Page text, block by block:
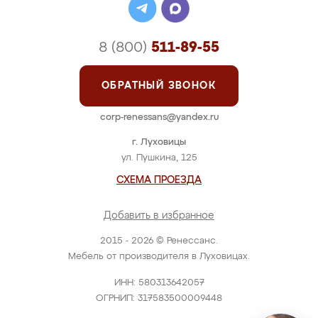
2015 - 2026 © Ренессанс.
Мебель от производителя в Луховицах.
ИНН: 580313642057
ОГРНИП: 317583500009448
г. Луховицы
ул. Пушкина, 125
СХЕМА ПРОЕЗДА
Добавить в избранное
8 (800) 511-89-55
ОБРАТНЫЙ ЗВОНОК
corp-renessans@yandex.ru